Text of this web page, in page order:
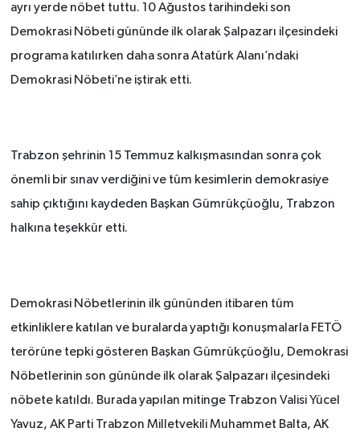
ayrı yerde nöbet tuttu. 10 Ağustos tarihindeki son
Demokrasi Nöbeti gününde ilk olarak Şalpazarı ilçesindeki
programa katılırken daha sonra Atatürk Alanı’ndaki
Demokrasi Nöbeti’ne iştirak etti.
Trabzon şehrinin 15 Temmuz kalkışmasından sonra çok
önemli bir sınav verdiğini ve tüm kesimlerin demokrasiye
sahip çıktığını kaydeden Başkan Gümrükçüoğlu, Trabzon
halkına teşekkür etti.
Demokrasi Nöbetlerinin ilk gününden itibaren tüm
etkinliklere katılan ve buralarda yaptığı konuşmalarla FETÖ
terörüne tepki gösteren Başkan Gümrükçüoğlu, Demokrasi
Nöbetlerinin son gününde ilk olarak Şalpazarı ilçesindeki
nöbete katıldı. Burada yapılan mitinge Trabzon Valisi Yücel
Yavuz, AK Parti Trabzon Milletvekili Muhammet Balta, AK